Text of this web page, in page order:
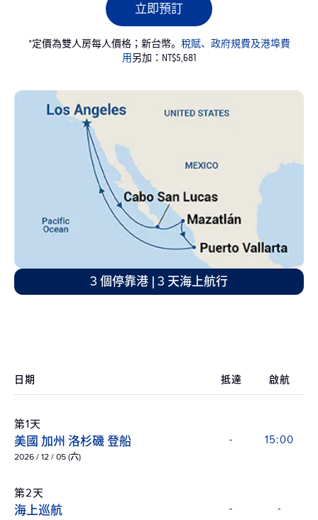
立即預訂
*定價為雙人房每人價格；新台幣。 稅賦、政府規費及港埠費
用另加：NT$5,681
3 個停靠港 | 3 天海上航行
日期 抵達 啟航
第1天
美國 加州 洛杉磯 登船
2026 / 12 / 05 (六)
- 15:00
第2天
海上巡航 - -